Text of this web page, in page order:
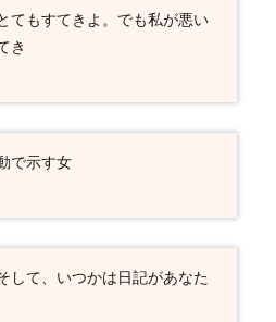
てもすてきよ。でも私が悪い
き
で示す女
して、いつかは日記があなた